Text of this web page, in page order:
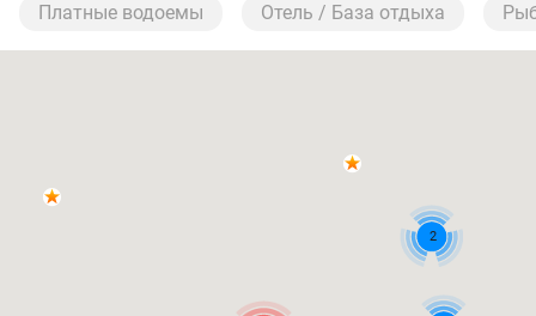
Платные водоемы Отель / База отдыха
2